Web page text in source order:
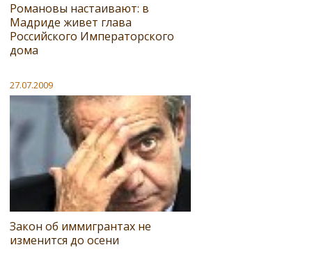
Романовы настаивают: в
Мадриде живет глава
Российского Императорского
дома
27.07.2009
Закон об иммигрантах не
изменится до осени